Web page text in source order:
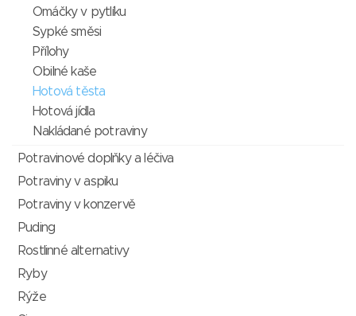
Omáčky v pytlíku
Sypké směsi
Přílohy
Obilné kaše
Hotová těsta
Hotová jídla
Nakládané potraviny
Potravinové doplňky a léčiva
Potraviny v aspiku
Potraviny v konzervě
Puding
Rostlinné alternativy
Ryby
Rýže